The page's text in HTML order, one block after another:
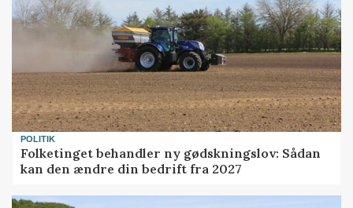
POLITIK
Folketinget behandler ny gødskningslov: Sådan
kan den ændre din bedrift fra 2027